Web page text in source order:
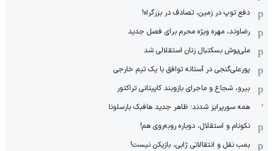
دفع توپ در زمین، تصادف در بزرگراه!
رضاوند، مهره ویژه محرم برای فصل جدید
ملی‌پوش بسکتبال زنان استقلالی شد
پورعلی‌گنجی در آستانه توافق با یک تیم خارجی
بیرو، شجاع و ماجرای بازوبند کاپیتانی تراکتور
همه سورپرایز شدند؛ ظاهر جدید هافبک بارسلونا
نکونام و استقلال، دوباره روبه‌روی هم!
بمب نقل و انتقالاتی ژابی، بازیکن نیست!